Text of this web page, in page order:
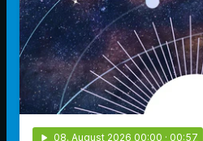
play_arrow 08. August 2026 00:00 · 00:57